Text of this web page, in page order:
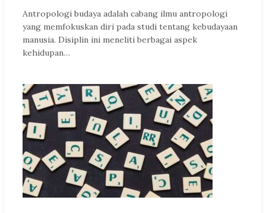
Antropologi budaya adalah cabang ilmu antropologi
yang memfokuskan diri pada studi tentang kebudayaan
manusia. Disiplin ini meneliti berbagai aspek
kehidupan…